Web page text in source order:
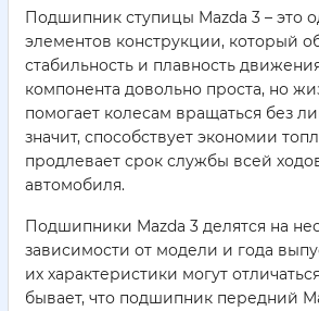
Подшипник ступицы Mazda 3 – это
элементов конструкции, который
стабильность и плавность
компонента довольно проста, но
помогает колесам вращаться без
значит, способствует экономии
продлевает срок службы всей
автомобиля.
Подшипники Mazda 3 делятся на
зависимости от модели и года
их характеристики могут
бывает, что подшипник передний